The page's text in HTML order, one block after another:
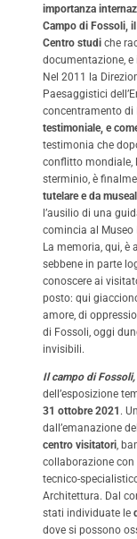
importanza
Campo di Fossoli,
Centro studi che
documentazione, e
Nel 2011 la
Paesaggistici
concentramento di
testimoniale, e
testimonia che
conflitto mondiale,
sterminio, è
tutelare e da
l’ausilio di una
comincia al Museo
La memoria, qui, è
sebbene in parte
conoscere ai
posto: qui
amore, di
di Fossoli, oggi
invisibili.
Il campo di
dell’esposizione
31 ottobre 2021 .
dall’emanazione del
centro visitatori,
collaborazione
tecnico-
Architettura. Dal
stati individuate le
dove si possono